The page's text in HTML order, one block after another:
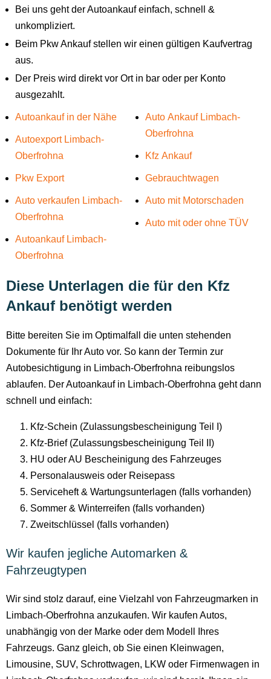
Bei uns geht der Autoankauf einfach, schnell &
unkompliziert.
Beim Pkw Ankauf stellen wir einen gültigen Kaufvertrag
aus.
Der Preis wird direkt vor Ort in bar oder per Konto
ausgezahlt.
Autoankauf in der Nähe
Autoexport Limbach-
Oberfrohna
Pkw Export
Auto verkaufen Limbach-
Oberfrohna
Autoankauf Limbach-
Oberfrohna
Auto Ankauf Limbach-
Oberfrohna
Kfz Ankauf
Gebrauchtwagen
Auto mit Motorschaden
Auto mit oder ohne TÜV
Diese Unterlagen die für den Kfz
Ankauf benötigt werden
Bitte bereiten Sie im Optimalfall die unten stehenden
Dokumente für Ihr Auto vor. So kann der Termin zur
Autobesichtigung in Limbach-Oberfrohna reibungslos
ablaufen. Der Autoankauf in Limbach-Oberfrohna geht dann
schnell und einfach:
Kfz-Schein (Zulassungsbescheinigung Teil I)
Kfz-Brief (Zulassungsbescheinigung Teil II)
HU oder AU Bescheinigung des Fahrzeuges
Personalausweis oder Reisepass
Serviceheft & Wartungsunterlagen (falls vorhanden)
Sommer & Winterreifen (falls vorhanden)
Zweitschlüssel (falls vorhanden)
Wir kaufen jegliche Automarken &
Fahrzeugtypen
Wir sind stolz darauf, eine Vielzahl von Fahrzeugmarken in
Limbach-Oberfrohna anzukaufen. Wir kaufen Autos,
unabhängig von der Marke oder dem Modell Ihres
Fahrzeugs. Ganz gleich, ob Sie einen Kleinwagen,
Limousine, SUV, Schrottwagen, LKW oder Firmenwagen in